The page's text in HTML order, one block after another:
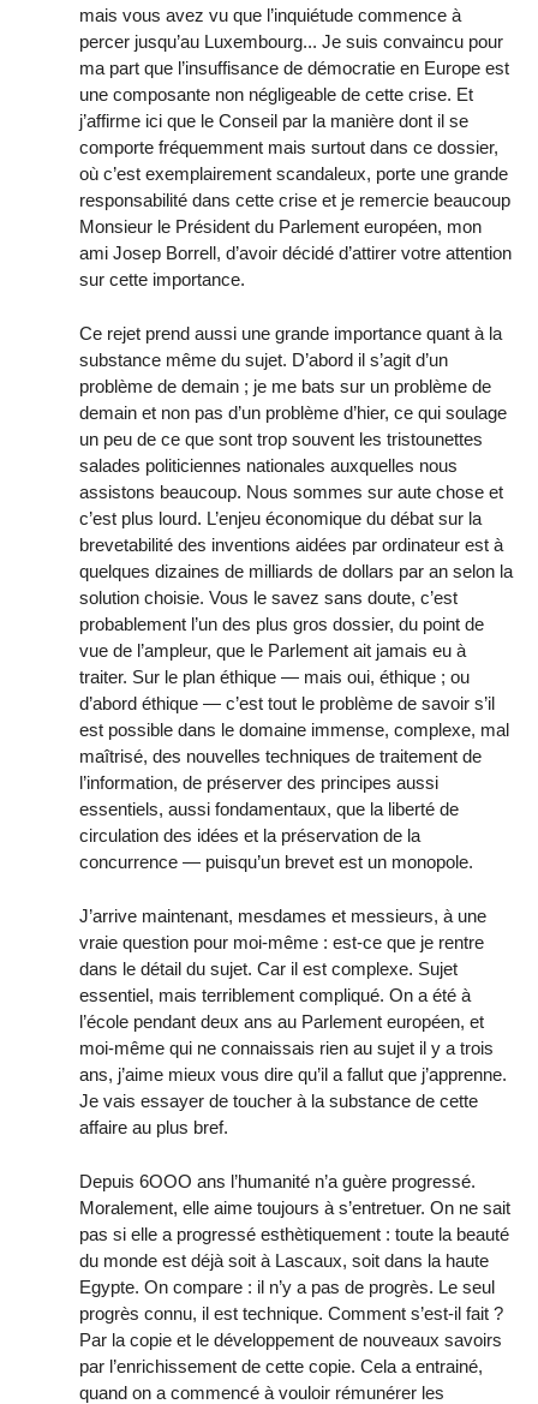
mais vous avez vu que l’inquiétude commence à
percer jusqu’au Luxembourg... Je suis convaincu pour
ma part que l’insuffisance de démocratie en Europe est
une composante non négligeable de cette crise. Et
j’affirme ici que le Conseil par la manière dont il se
comporte fréquemment mais surtout dans ce dossier,
où c’est exemplairement scandaleux, porte une grande
responsabilité dans cette crise et je remercie beaucoup
Monsieur le Président du Parlement européen, mon
ami Josep Borrell, d’avoir décidé d’attirer votre attention
sur cette importance.
Ce rejet prend aussi une grande importance quant à la
substance même du sujet. D’abord il s’agit d’un
problème de demain ; je me bats sur un problème de
demain et non pas d’un problème d’hier, ce qui soulage
un peu de ce que sont trop souvent les tristounettes
salades politiciennes nationales auxquelles nous
assistons beaucoup. Nous sommes sur aute chose et
c’est plus lourd. L’enjeu économique du débat sur la
brevetabilité des inventions aidées par ordinateur est à
quelques dizaines de milliards de dollars par an selon la
solution choisie. Vous le savez sans doute, c’est
probablement l’un des plus gros dossier, du point de
vue de l’ampleur, que le Parlement ait jamais eu à
traiter. Sur le plan éthique — mais oui, éthique ; ou
d’abord éthique — c’est tout le problème de savoir s’il
est possible dans le domaine immense, complexe, mal
maîtrisé, des nouvelles techniques de traitement de
l’information, de préserver des principes aussi
essentiels, aussi fondamentaux, que la liberté de
circulation des idées et la préservation de la
concurrence — puisqu’un brevet est un monopole.
J’arrive maintenant, mesdames et messieurs, à une
vraie question pour moi-même : est-ce que je rentre
dans le détail du sujet. Car il est complexe. Sujet
essentiel, mais terriblement compliqué. On a été à
l’école pendant deux ans au Parlement européen, et
moi-même qui ne connaissais rien au sujet il y a trois
ans, j’aime mieux vous dire qu’il a fallut que j’apprenne.
Je vais essayer de toucher à la substance de cette
affaire au plus bref.
Depuis 6OOO ans l’humanité n’a guère progressé.
Moralement, elle aime toujours à s’entretuer. On ne sait
pas si elle a progressé esthètiquement : toute la beauté
du monde est déjà soit à Lascaux, soit dans la haute
Egypte. On compare : il n’y a pas de progrès. Le seul
progrès connu, il est technique. Comment s’est-il fait ?
Par la copie et le développement de nouveaux savoirs
par l’enrichissement de cette copie. Cela a entrainé,
quand on a commencé à vouloir rémunérer les